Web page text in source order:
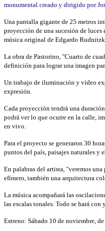
monumental creado y dirigido por
Una pantalla gigante de 25 metros
proyección de una sucesión de luces
música original de Edgardo
La obra de Pastorino, "Cuarto de
definición para lograr una imagen
Un trabajo de iluminación y video
expresión.
Cada proyección tendrá una
podrá ver lo que ocurre en la calle,
en vivo.
Para el proyecto se generaron 30
puntos del país, paisajes naturales y
En palabras del artista, "veremos
efímero, también una arquitectura
La música acompañará las
las escalas tonales. Todo se hará
Estreno: Sábado 10 de noviembre, de